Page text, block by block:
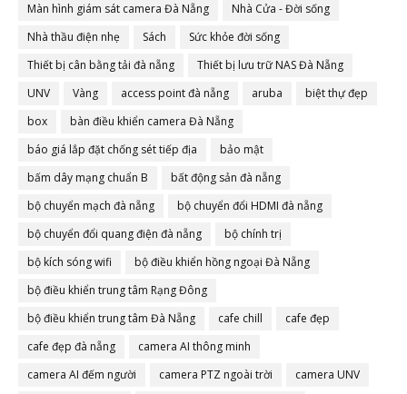
Màn hình giám sát camera Đà Nẵng
Nhà Cửa - Đời sống
Nhà thầu điện nhẹ
Sách
Sức khỏe đời sống
Thiết bị cân bằng tải đà nẵng
Thiết bị lưu trữ NAS Đà Nẵng
UNV
Vàng access point đà nẵng aruba
biệt thự đẹp
box
bàn điều khiển camera Đà Nẵng
báo giá lắp đặt chống sét tiếp địa
bảo mật
bấm dây mạng chuẩn B
bất động sản đà nẵng
bộ chuyển mạch đà nẵng
bộ chuyển đổi HDMI đà nẵng
bộ chuyển đổi quang điện đà nẵng
bộ chính trị
bộ kích sóng wifi
bộ điều khiển hồng ngoại Đà Nẵng
bộ điều khiển trung tâm Rạng Đông
bộ điều khiển trung tâm Đà Nẵng
cafe chill
cafe đẹp
cafe đẹp đà nẵng
camera AI thông minh
camera AI đếm người
camera PTZ ngoài trời
camera UNV